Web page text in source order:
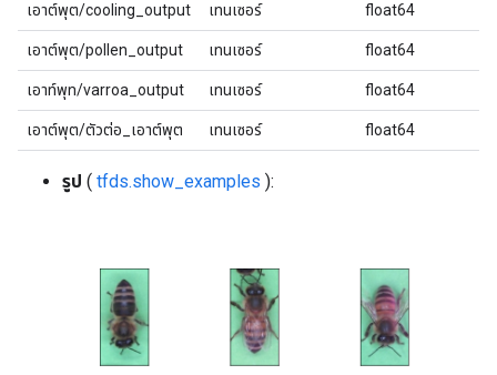
เอาต์พุต/cooling_output เทนเซอร์ float64
เอาต์พุต/pollen_output เทนเซอร์ float64
เอาท์พุท/varroa_output เทนเซอร์ float64
เอาต์พุต/ตัวต่อ_เอาต์พุต เทนเซอร์ float64
รูป ( tfds.show_examples ):